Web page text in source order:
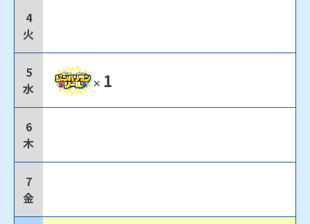
4
火
5
水
✕ 1
6
木
7
金